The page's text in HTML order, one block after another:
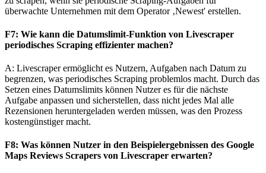
überwachte Unternehmen mit dem Operator ‚Newest' erstellen.
F7: Wie kann die Datumslimit-Funktion von Livescraper
periodisches Scraping effizienter machen?
A: Livescraper ermöglicht es Nutzern, Aufgaben nach Datum zu
begrenzen, was periodisches Scraping problemlos macht. Durch das
Setzen eines Datumslimits können Nutzer es für die nächste
Aufgabe anpassen und sicherstellen, dass nicht jedes Mal alle
Rezensionen heruntergeladen werden müssen, was den Prozess
kostengünstiger macht.
F8: Was können Nutzer in den Beispielergebnissen des Google
Maps Reviews Scrapers von Livescraper erwarten?